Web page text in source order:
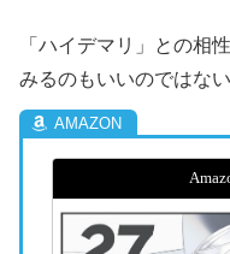
「ハイデマリ」との相
みるのもいいのではな